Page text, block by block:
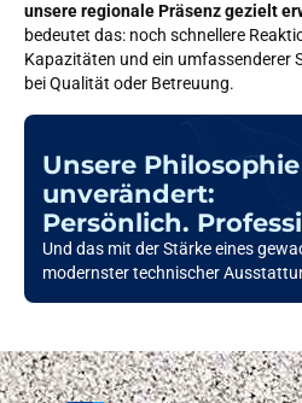
unsere regionale Präsenz gezielt
bedeutet das: noch schnellere
Kapazitäten und ein umfassenderer
bei Qualität oder Betreuung.
Unsere
unverändert:
Persönlich.
Und das mit der Stärke eines
modernster technischer